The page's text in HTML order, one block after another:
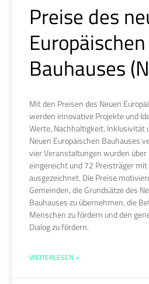
Preise des
Europäischen
Bauhauses
Mit den Preisen des Neuen
werden innovative Projekte und
Werte, Nachhaltigkeit, Inklusivität
Neuen Europäischen Bauhauses
vier Veranstaltungen wurden
eingereicht und 72 Preisträger mit
ausgezeichnet. Die Preise
Gemeinden, die Grundsätze des
Bauhauses zu übernehmen, die
Menschen zu fördern und den
Dialog zu fördern.
WEITERLESEN »